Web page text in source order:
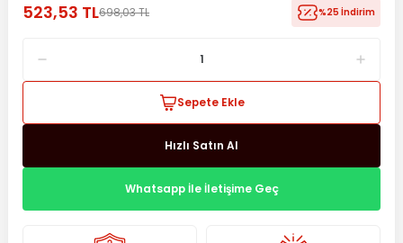
523,53 TL698,03 TL %25 İndirim
Sepete Ekle
Hızlı Satın Al
Whatsapp İle İletişime Geç